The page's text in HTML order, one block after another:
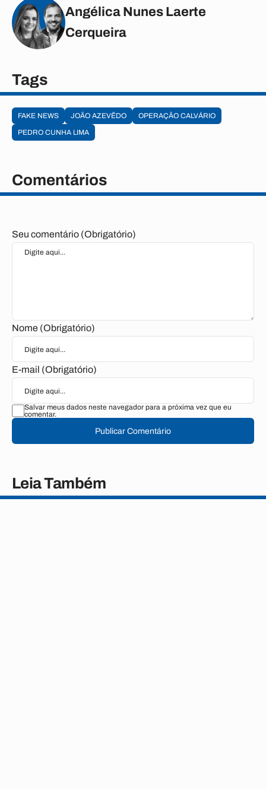
Angélica Nunes Laerte
Cerqueira
Tags
FAKE NEWS JOÃO AZEVÊDO
OPERAÇÃO CALVÁRIO
PEDRO CUNHA LIMA
Comentários
Seu comentário (Obrigatório)
Nome (Obrigatório)
E-mail (Obrigatório)
Salvar meus dados neste navegador para a próxima vez que eu
comentar.
Publicar Comentário
Leia Também